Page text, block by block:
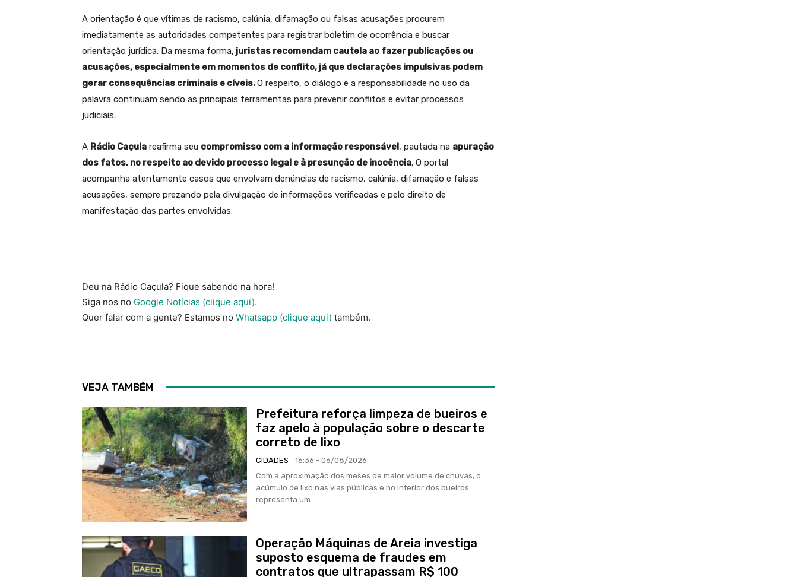
A orientação é que vítimas de racismo, calúnia, difamação ou falsas acusações procurem
imediatamente as autoridades competentes para registrar boletim de ocorrência e buscar
orientação jurídica. Da mesma forma, juristas recomendam cautela ao fazer publicações ou
acusações, especialmente em momentos de conflito, já que declarações impulsivas podem
gerar consequências criminais e cíveis.O respeito, o diálogo e a responsabilidade no uso da
palavra continuam sendo as principais ferramentas para prevenir conflitos e evitar processos
judiciais.
A Rádio Caçula reafirma seu compromisso com a informação responsável, pautada na apuração
dos fatos, no respeito ao devido processo legal e à presunção de inocência. O portal
acompanha atentamente casos que envolvam denúncias de racismo, calúnia, difamação e falsas
acusações, sempre prezando pela divulgação de informações verificadas e pelo direito de
manifestação das partes envolvidas.
Deu na Rádio Caçula? Fique sabendo na hora!
Siga nos no Google Notícias (clique aqui).
Quer falar com a gente? Estamos no Whatsapp (clique aqui) também.
VEJA TAMBÉM
Prefeitura reforça limpeza de bueiros e
faz apelo à população sobre o descarte
correto de lixo
CIDADES
16:36 - 06/08/2026
Com a aproximação dos meses de maior volume de chuvas, o
acúmulo de lixo nas vias públicas e no interior dos bueiros
representa um...
Operação Máquinas de Areia investiga
suposto esquema de fraudes em
contratos que ultrapassam R$ 100